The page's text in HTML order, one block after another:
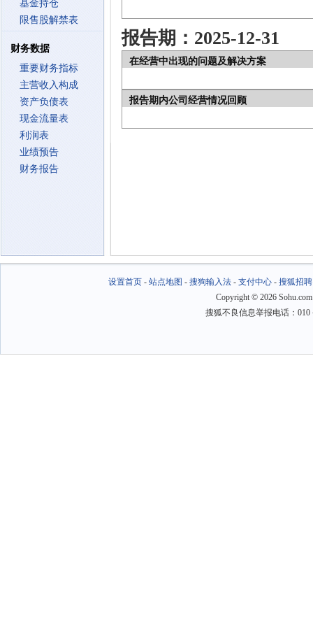
基金持仓
限售股解禁表
财务数据
重要财务指标
主营收入构成
资产负债表
现金流量表
利润表
业绩预告
财务报告
报告期：2025-12-31
在经营中出现的问题及解决方案
报告期内公司经营情况回顾
设置首页- 站点地图 - 搜狗输入法- 支付中心- 搜狐招聘
Copyright © 2026
搜狐不良信息举报电话：010